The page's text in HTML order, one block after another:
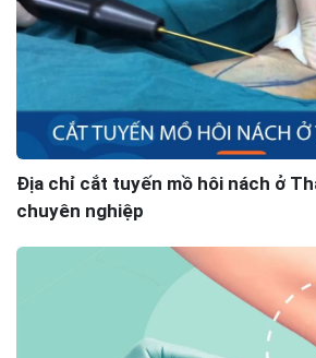
Địa chỉ cắt tuyến mồ hôi nách ở
chuyên nghiệp